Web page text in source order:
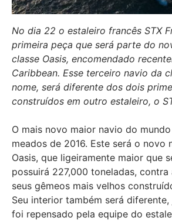
No dia 22 o estaleiro francês STX
primeira peça que será parte do
classe Oasis, encomendado
Caribbean. Esse terceiro navio da
nome, será diferente dos dois
construídos em outro estaleiro, o
O mais novo maior navio do
meados de 2016. Este será o novo
Oasis, que ligeiramente maior que
possuirá 227,000 toneladas,
seus gêmeos mais velhos
Seu interior também será
foi repensado pela equipe do